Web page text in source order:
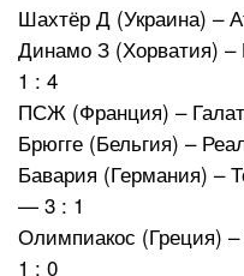
Шахтёр Д (Украина) –
Динамо З (Хорватия)
1 : 4
ПСЖ (Франция) –
Брюгге (Бельгия) –
Бавария (Германия) –
— 3 : 1
Олимпиакос (Греция)
1 : 0